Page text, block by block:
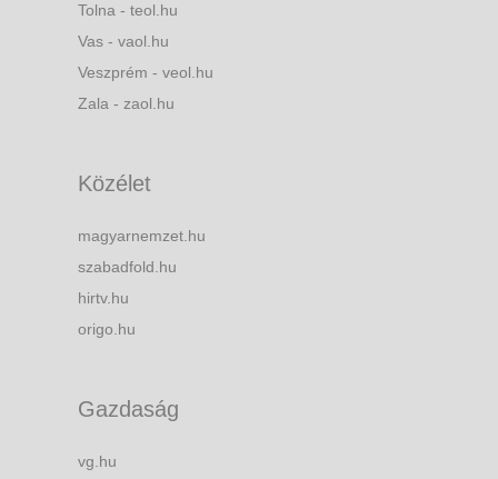
Tolna - teol.hu
Vas - vaol.hu
Veszprém - veol.hu
Zala - zaol.hu
Közélet
magyarnemzet.hu
szabadfold.hu
hirtv.hu
origo.hu
Gazdaság
vg.hu